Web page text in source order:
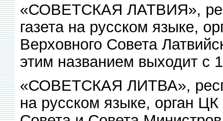
«СОВЕТСКАЯ ЛАТВИЯ»,
газета на русском языке,
Верховного Совета
этим названием выходит с
«СОВЕТСКАЯ ЛИТВА»,
на русском языке, орган